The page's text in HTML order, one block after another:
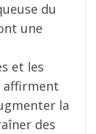
du
une
et les
affirment
la
des